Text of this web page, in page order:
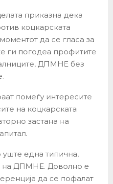
приказна дека
коцкарската
да се гласа за
ги погодеа профитите
ДПМНЕ без
помеѓу интересите
на коцкарската
застана на
уште една типична,
ДПМНЕ. Доволно е
да се пофалат